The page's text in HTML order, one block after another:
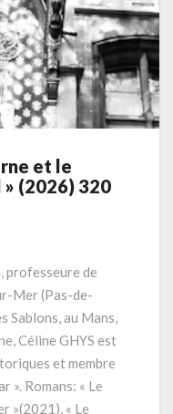
et le
(2026) 320
professeure de
Mer (Pas-de-
Sablons, au Mans,
Céline GHYS est
et membre
». Romans: « Le
»(2021), « Le